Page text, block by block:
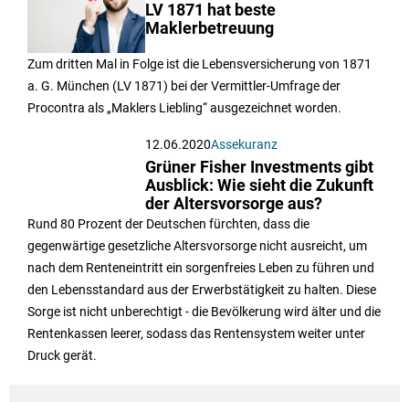
LV 1871 hat beste
Maklerbetreuung
Zum dritten Mal in Folge ist die Lebensversicherung von 1871
a. G. München (LV 1871) bei der Vermittler-Umfrage der
Procontra als „Maklers Liebling“ ausgezeichnet worden.
12.06.2020Assekuranz
Grüner Fisher Investments gibt
Ausblick: Wie sieht die Zukunft
der Altersvorsorge aus?
Rund 80 Prozent der Deutschen fürchten, dass die
gegenwärtige gesetzliche Altersvorsorge nicht ausreicht, um
nach dem Renteneintritt ein sorgenfreies Leben zu führen und
den Lebensstandard aus der Erwerbstätigkeit zu halten. Diese
Sorge ist nicht unberechtigt - die Bevölkerung wird älter und die
Rentenkassen leerer, sodass das Rentensystem weiter unter
Druck gerät.